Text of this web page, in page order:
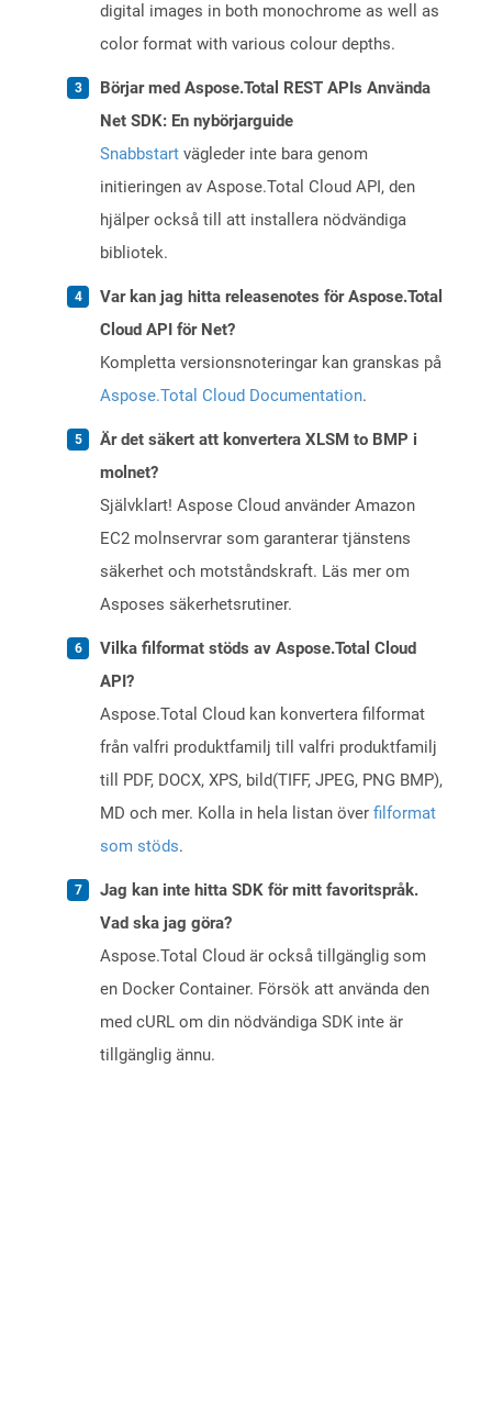
digital images in both monochrome as well as
color format with various colour depths.
Börjar med Aspose.Total REST APIs Använda
Net SDK: En nybörjarguide
Snabbstart vägleder inte bara genom
initieringen av Aspose.Total Cloud API, den
hjälper också till att installera nödvändiga
bibliotek.
Var kan jag hitta releasenotes för Aspose.Total
Cloud API för Net?
Kompletta versionsnoteringar kan granskas på
Aspose.Total Cloud Documentation.
Är det säkert att konvertera XLSM to BMP i
molnet?
Självklart! Aspose Cloud använder Amazon
EC2 molnservrar som garanterar tjänstens
säkerhet och motståndskraft. Läs mer om
Asposes säkerhetsrutiner.
Vilka filformat stöds av Aspose.Total Cloud
API?
Aspose.Total Cloud kan konvertera filformat
från valfri produktfamilj till valfri produktfamilj
till PDF, DOCX, XPS, bild(TIFF, JPEG, PNG BMP),
MD och mer. Kolla in hela listan över filformat
som stöds.
Jag kan inte hitta SDK för mitt favoritspråk.
Vad ska jag göra?
Aspose.Total Cloud är också tillgänglig som
en Docker Container. Försök att använda den
med cURL om din nödvändiga SDK inte är
tillgänglig ännu.